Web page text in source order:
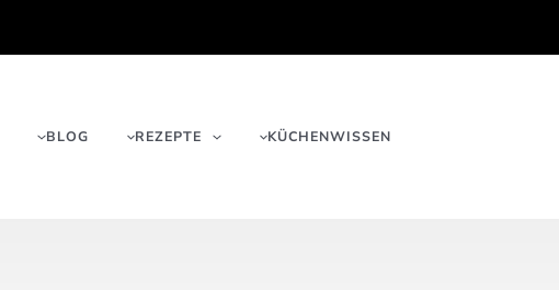
BLOG REZEPTE KÜCHENWISSEN